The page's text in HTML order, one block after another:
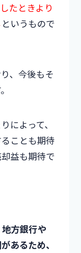
たときより
というもので
、今後もそ
によって、
ことも期待
益も期待で
地方銀行や
あるため、